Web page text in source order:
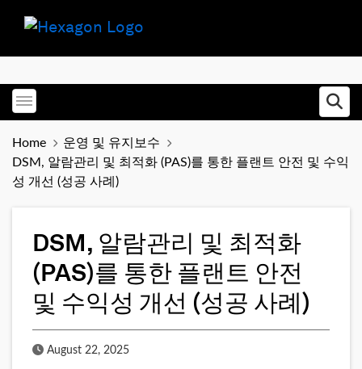
Toggle menubar
Home
운영 및 유지보수
DSM, 알람관리 및 최적화 (PAS)를 통한 플랜트 안전 및 수익
성 개선 (성공 사례)
DSM, 알람관리 및 최적화
(PAS)를 통한 플랜트 안전
및 수익성 개선 (성공 사례)
Published Date
August 22, 2025